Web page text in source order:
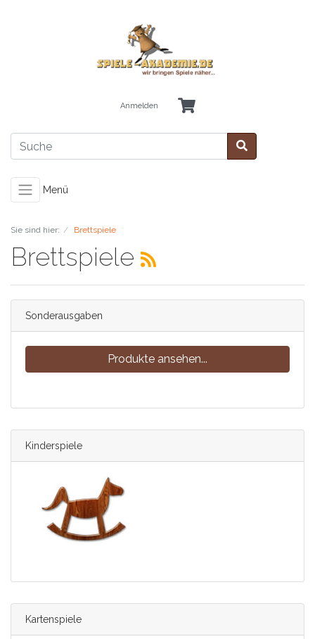
Anmelden
Menü
Sie sind hier: Brettspiele
Brettspiele
Sonderausgaben
Produkte ansehen...
Kinderspiele
Kartenspiele